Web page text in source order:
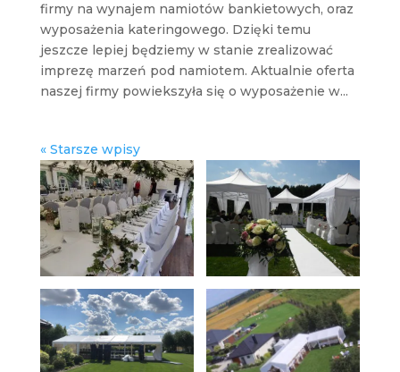
firmy na wynajem namiotów bankietowych, oraz
wyposażenia kateringowego. Dzięki temu
jeszcze lepiej będziemy w stanie zrealizować
imprezę marzeń pod namiotem. Aktualnie oferta
naszej firmy powiekszyła się o wyposażenie w...
« Starsze wpisy